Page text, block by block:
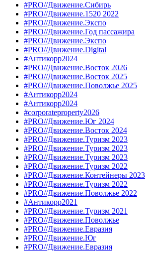
#PRO//Движение.Сибирь
#PRO//Движение.1520 2022
#PRO//Движение.Экспо
#PRO//Движение.Год пассажира
#PRO//Движение.Экспо
#PRO//Движение.Digital
#Антикорр2024
#PRO//Движение.Восток 2026
#PRO//Движение.Восток 2025
#PRO//Движение.Поволжье 2025
#Антикорр2024
#Антикорр2024
#corporateproperty2026
#PRO//Движение.Юг 2024
#PRO//Движение.Восток 2024
#PRO//Движение.Туризм 2023
#PRO//Движение.Туризм 2023
#PRO//Движение.Туризм 2023
#PRO//Движение.Туризм 2022
#PRO//Движение.Контейнеры 2023
#PRO//Движение.Туризм 2022
#PRO//Движение.Поволжье 2022
#Антикорр2021
#PRO//Движение.Туризм 2021
#PRO//Движение.Поволжье
#PRO//Движение.Евразия
#PRO//Движение.Юг
#PRO//Движение.Евразия